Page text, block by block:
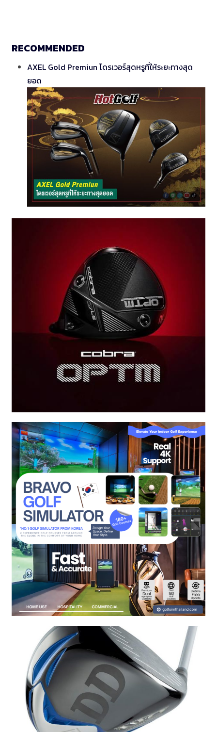
RECOMMENDED
AXEL Gold Premiun ไดรเวอร์สุดหรูที่ให้ระยะทางสุด
ยอด